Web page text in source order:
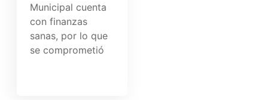
Municipal cuenta
con finanzas
sanas, por lo que
se comprometió